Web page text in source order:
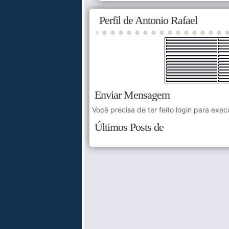
Perfil de Antonio Rafael
Enviar Mensagem
Você precisa de ter feito login para
Últimos Posts de